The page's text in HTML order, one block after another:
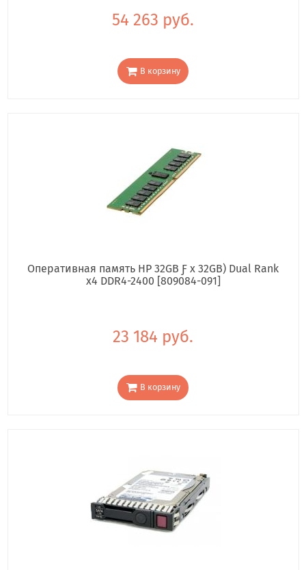
54 263 руб.
В корзину
Оперативная память HP 32GB Ƒ x 32GB) Dual Rank
x4 DDR4-2400 [809084-091]
23 184 руб.
В корзину